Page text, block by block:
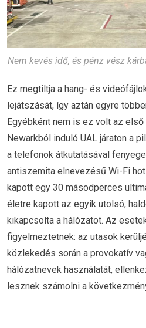
Nem kevés idő, és pénz vész
Ez megtiltja a hang- és
lejátszását, így aztán egyre
Egyébként nem is ez volt az
Newarkból induló UAL járaton a
a telefonok átkutatásával
antiszemita elnevezésű Wi-Fi
kapott egy 30 másodperces
életre kapott az egyik utolsó,
kikapcsolta a hálózatot. Az
figyelmeztetnek: az utasok
közlekedés során a provokatív
hálózatnevek használatát,
lesznek számolni a